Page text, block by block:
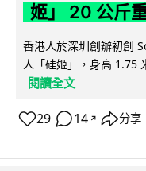
姬」 20 公斤
香港人於深圳創辦初創
人「硅姬」，身高 1.75
閱讀全文
29 14 ↗ 分享